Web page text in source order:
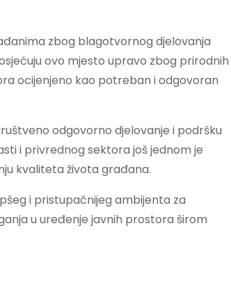
zbog blagotvornog djelovanja
ovo mjesto upravo zbog prirodnih
ocijenjeno kao potreban i odgovoran
odgovorno djelovanje i podršku
i privrednog sektora još jednom je
kvaliteta života građana.
i pristupačnijeg ambijenta za
u uređenje javnih prostora širom